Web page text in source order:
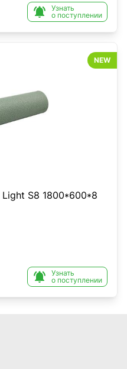

Узнать
о поступлении
S8 1800*600*8

Узнать
о поступлении
NEW